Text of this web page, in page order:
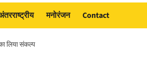
मनोरंजन Contact
लिया संकल्प